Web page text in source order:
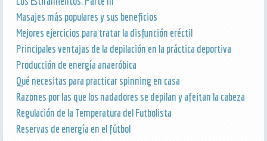
Masajes más populares y sus beneficios
Mejores ejercicios para tratar la disfunción eréctil
Principales ventajas de la depilación en la práctica deportiva
Producción de energía anaeróbica
Qué necesitas para practicar spinning en casa
Razones por las que los nadadores se depilan y afeitan la cabeza
Regulación de la Temperatura del Futbolista
Reservas de energía en el fútbol